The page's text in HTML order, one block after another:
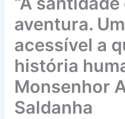
aventura.
acessível a
história
Monsenhor
Saldanha